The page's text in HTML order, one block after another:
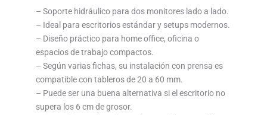
– Soporte hidráulico para dos monitores lado a lado.
– Ideal para escritorios estándar y setups modernos.
– Diseño práctico para home office, oficina o
espacios de trabajo compactos.
– Según varias fichas, su instalación con prensa es
compatible con tableros de 20 a 60 mm.
– Puede ser una buena alternativa si el escritorio no
supera los 6 cm de grosor.